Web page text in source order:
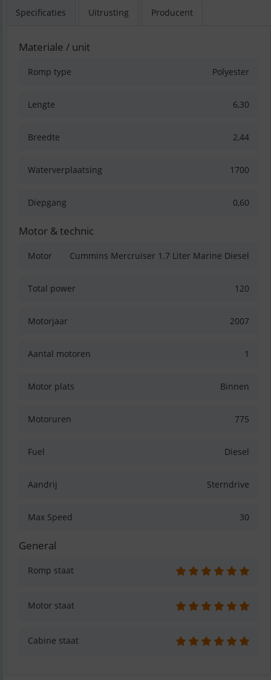
Specificaties Uitrusting Producent
Materiale / unit
Romp type Polyester
Lengte 6,30
Breedte 2,44
Waterverplaatsing 1700
Diepgang 0,60
Motor & technic
Motor Cummins Mercruiser 1.7 Liter Marine Diesel
Total power 120
Motorjaar 2007
Aantal motoren 1
Motor plats Binnen
Motoruren 775
Fuel Diesel
Aandrij Sterndrive
Max Speed 30
General
Romp staat
Motor staat
Cabine staat